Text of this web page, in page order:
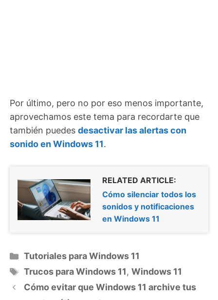
Por último, pero no por eso menos importante,
aprovechamos este tema para recordarte que
también puedes desactivar las alertas con
sonido en Windows 11.
RELATED ARTICLE:
Cómo silenciar todos los
sonidos y notificaciones
en Windows 11
Categorías
Tutoriales para Windows 11
Etiquetas
Trucos para Windows 11, Windows 11
Cómo evitar que Windows 11 archive tus